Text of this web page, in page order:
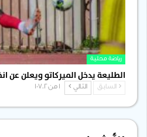
رياضة محلية
الطليعة يدخل الميركاتو ويعلن عن
السابق التالي